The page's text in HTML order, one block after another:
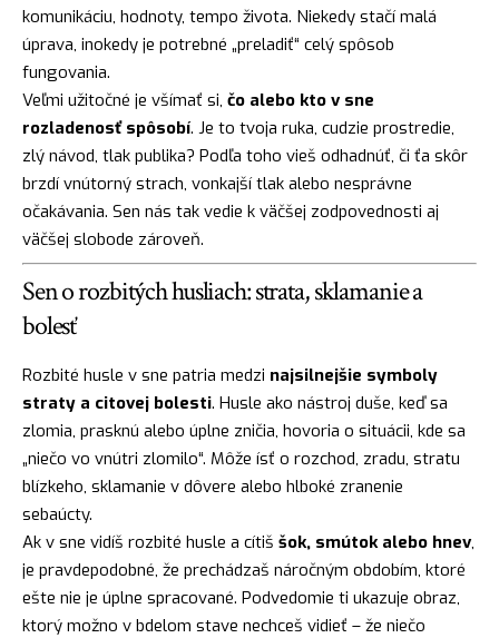
komunikáciu, hodnoty, tempo života. Niekedy stačí malá
úprava, inokedy je potrebné „preladiť“ celý spôsob
fungovania.
Veľmi užitočné je všímať si, čo alebo kto v sne
rozladenosť spôsobí. Je to tvoja ruka, cudzie prostredie,
zlý návod, tlak publika? Podľa toho vieš odhadnúť, či ťa skôr
brzdí vnútorný strach, vonkajší tlak alebo nesprávne
očakávania. Sen nás tak vedie k väčšej zodpovednosti aj
väčšej slobode zároveň.
Sen o rozbitých husliach: strata, sklamanie a
bolesť
Rozbité husle v sne patria medzi najsilnejšie symboly
straty a citovej bolesti. Husle ako nástroj duše, keď sa
zlomia, prasknú alebo úplne zničia, hovoria o situácii, kde sa
„niečo vo vnútri zlomilo“. Môže ísť o rozchod, zradu, stratu
blízkeho, sklamanie v dôvere alebo hlboké zranenie
sebaúcty.
Ak v sne vidíš rozbité husle a cítiš šok, smútok alebo hnev,
je pravdepodobné, že prechádzaš náročným obdobím, ktoré
ešte nie je úplne spracované. Podvedomie ti ukazuje obraz,
ktorý možno v bdelom stave nechceš vidieť – že niečo